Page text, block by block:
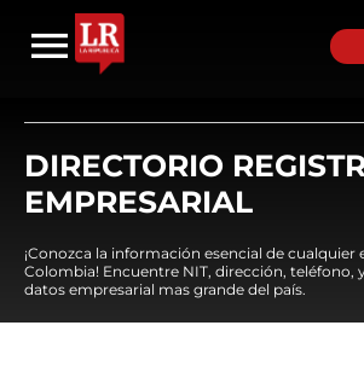
DIRECTORIO
EMPRESARIAL
¡Conozca la información esencial de cualquier
Colombia! Encuentre NIT, dirección, teléfono,
datos empresarial mas grande del país.